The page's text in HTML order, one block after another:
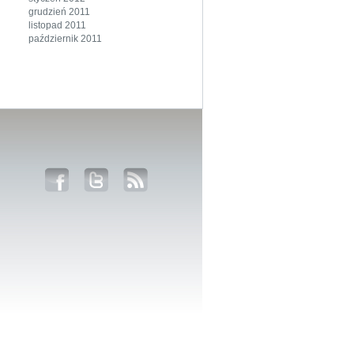
grudzień 2011
listopad 2011
październik 2011